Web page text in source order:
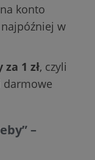
konto
w
1 zł, czyli
–